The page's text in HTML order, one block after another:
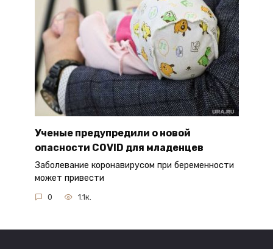
Ученые предупредили о новой
опасности COVID для младенцев
Заболевание коронавирусом при беременности
может привести
0 1.1к.